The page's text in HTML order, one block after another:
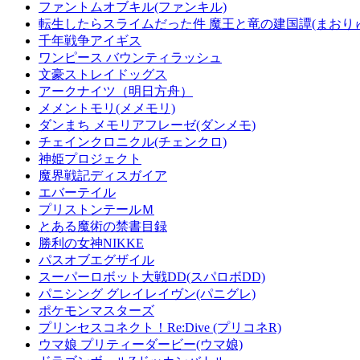
ファントムオブキル(ファンキル)
転生したらスライムだった件 魔王と竜の建国譚(まおり
千年戦争アイギス
ワンピース バウンティラッシュ
文豪ストレイドッグス
アークナイツ（明日方舟）
メメントモリ(メメモリ)
ダンまち メモリアフレーゼ(ダンメモ)
チェインクロニクル(チェンクロ)
神姫プロジェクト
魔界戦記ディスガイア
エバーテイル
プリストンテールＭ
とある魔術の禁書目録
勝利の女神NIKKE
パスオブエグザイル
スーパーロボット大戦DD(スパロボDD)
パニシング グレイレイヴン(パニグレ)
ポケモンマスターズ
プリンセスコネクト！Re:Dive (プリコネR)
ウマ娘 プリティーダービー(ウマ娘)